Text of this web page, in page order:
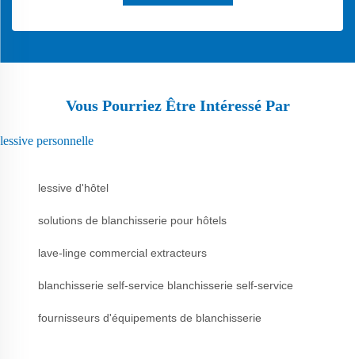
Vous Pourriez Être Intéressé Par
lessive personnelle
lessive d'hôtel
solutions de blanchisserie pour hôtels
lave-linge commercial extracteurs
blanchisserie self-service blanchisserie self-service
fournisseurs d'équipements de blanchisserie